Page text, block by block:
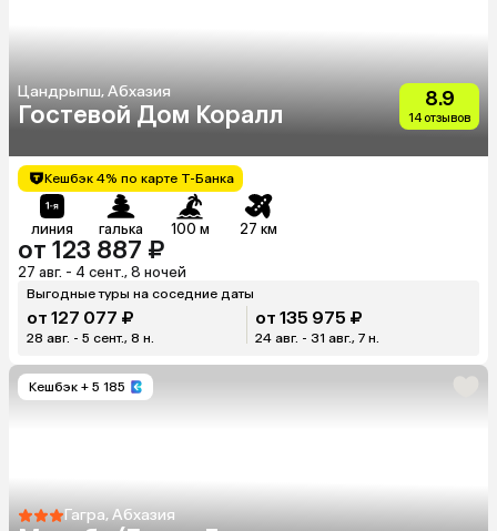
Цандрыпш, Абхазия
Гостевой Дом Коралл
8.9
14 отзывов
Кешбэк 4% по карте Т-Банка
линия галька 100 м 27 км
от 123 887 ₽
27 авг. - 4 сент., 8 ночей
Выгодные туры на соседние даты
от 127 077 ₽
28 авг. - 5 сент., 8 н.
от 135 975 ₽
24 авг. - 31 авг., 7 н.
Кешбэк + 5 185
Гагра, Абхазия